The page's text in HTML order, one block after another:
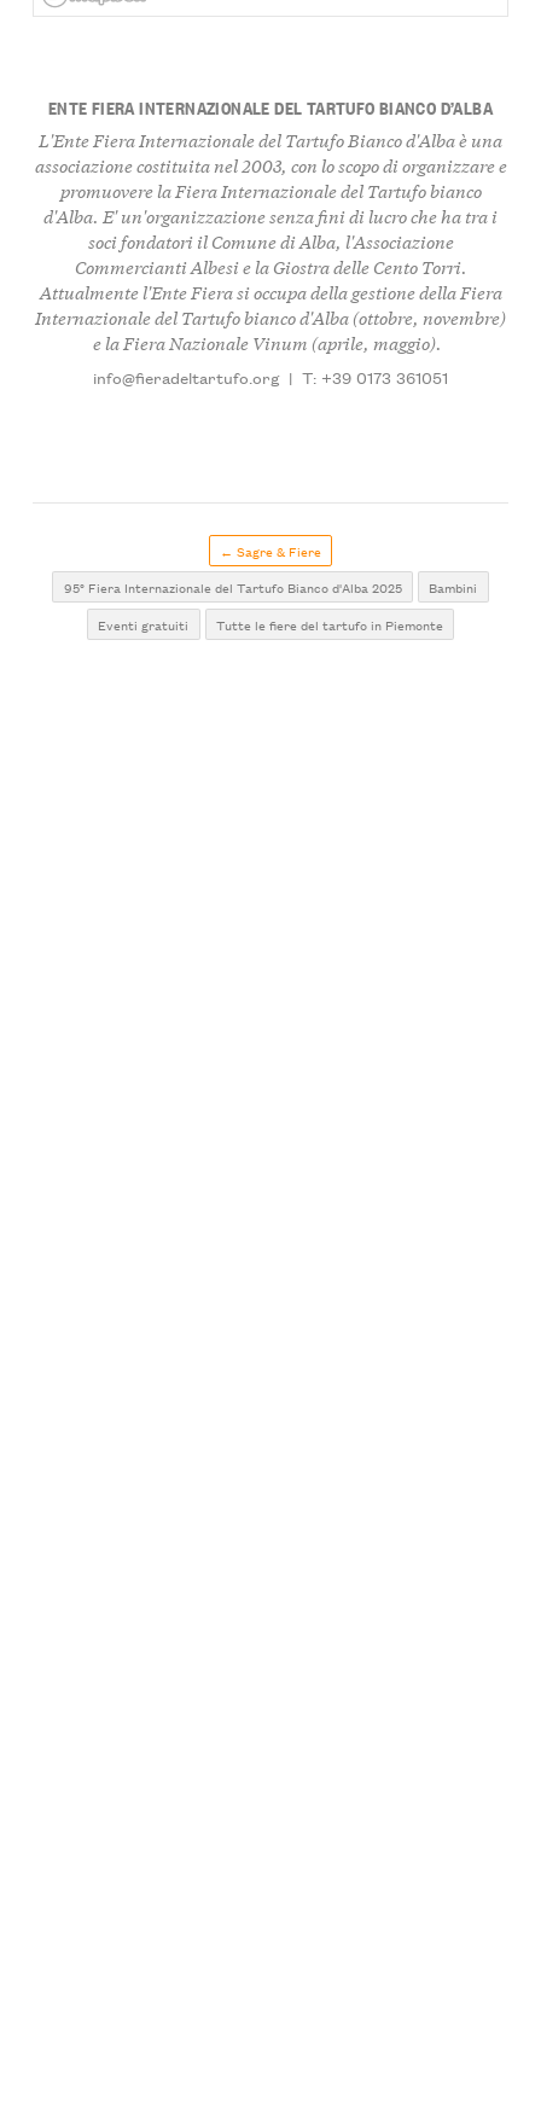
ENTE FIERA INTERNAZIONALE DEL TARTUFO BIANCO D’ALBA
L'Ente Fiera Internazionale del Tartufo Bianco d'Alba è una
associazione costituita nel 2003, con lo scopo di organizzare e
promuovere la Fiera Internazionale del Tartufo bianco
d'Alba. E' un'organizzazione senza fini di lucro che ha tra i
soci fondatori il Comune di Alba, l'Associazione
Commercianti Albesi e la Giostra delle Cento Torri.
Attualmente l'Ente Fiera si occupa della gestione della Fiera
Internazionale del Tartufo bianco d'Alba (ottobre, novembre)
e la Fiera Nazionale Vinum (aprile, maggio).
info@fieradeltartufo.org | T: +39 0173 361051
← Sagre & Fiere
95° Fiera Internazionale del Tartufo Bianco d'Alba 2025
Bambini
Eventi gratuiti
Tutte le fiere del tartufo in Piemonte